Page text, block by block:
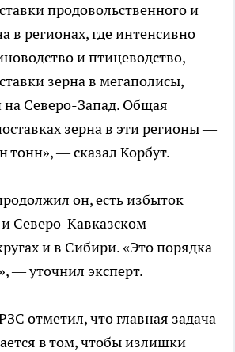
продовольственного и
в регионах, где интенсивно
и птицеводство,
зерна в мегаполисы,
на Северо-Запад. Общая
зерна в эти регионы —
тонн», — сказал Корбут.
он, есть избыток
Северо-Кавказском
и в Сибири. «Это порядка
— уточнил эксперт.
отметил, что главная задача
в том, чтобы излишки